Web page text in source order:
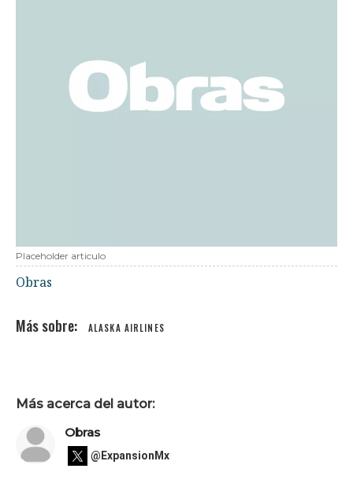
Placeholder articulo
Obras
ALASKA AIRLINES
Más acerca del autor:
Obras
@ExpansionMx